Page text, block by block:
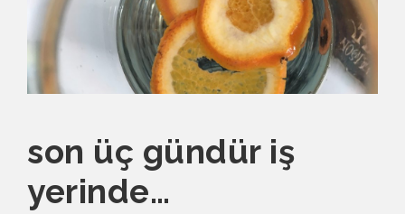
son üç gündür iş
yerinde…